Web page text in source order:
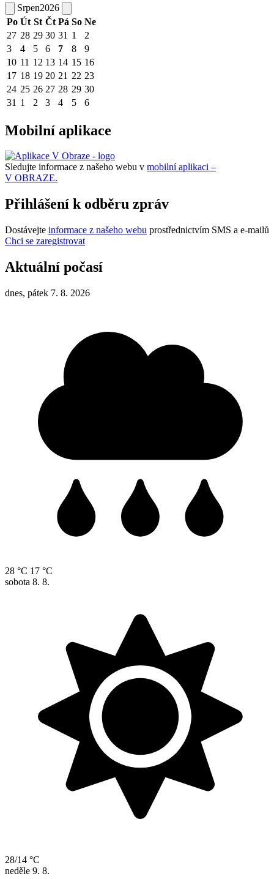
Srpen2026
Po Út St Čt Pá So Ne
27 28 29 30 31 1
2
3
4 5 6 7 8
9
10 11 12 13 14 15 16
17 18 19 20 21 22 23
24 25 26 27 28 29 30
31 1 2 3 4 5 6
Mobilní aplikace
Sledujte informace z našeho webu v mobilní aplikaci –
V OBRAZE.
Přihlášení k odběru zpráv
Dostávejte informace z našeho webu prostřednictvím SMS a e-mailů
Chci se zaregistrovat
Aktuální počasí
dnes, pátek 7. 8. 2026
28 °C 17 °C
sobota 8. 8.
28/14 °C
neděle 9. 8.